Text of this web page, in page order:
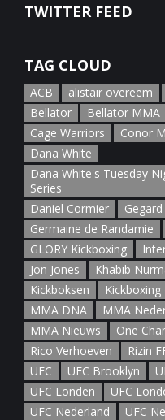
Gracie vs. Logan S...
TWITTER FEED
TAG CLOUD
ACB alistair overeem
Bellator
Bellator MMA
Cage Warriors
Conor
Dana White
Dana White's Tuesday
Series
Daniel Cormier
Germaine de Randamie
GLORY Kickboxing
Jon Jones
Khabib
Kickboksen
Kickboxing
MMA DNA
MMA
MMA Nieuws
One
Rico Verhoeven
Rizin
UFC
UFC Brooklyn
UFC Londen
UFC
UFC Nederland
UFC